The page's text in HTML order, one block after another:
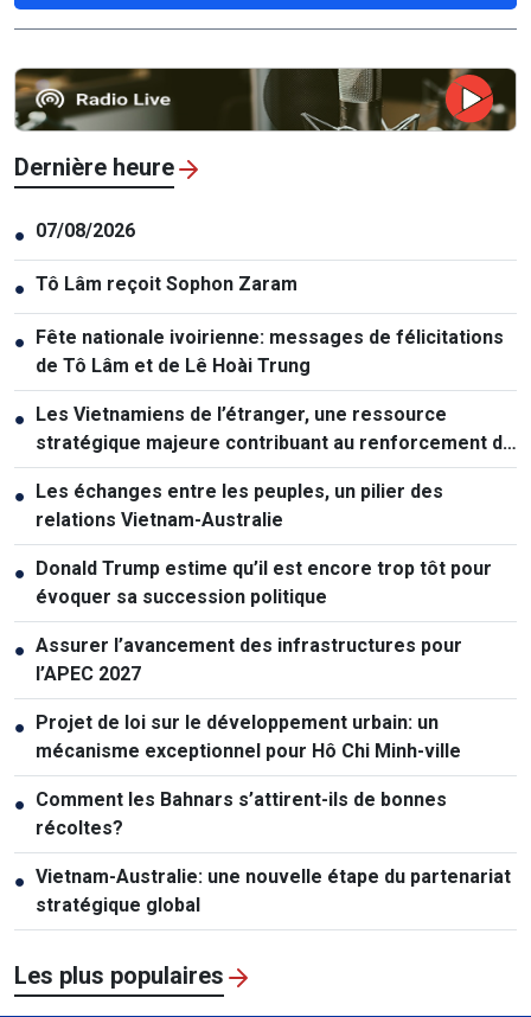
Dernière heure
● 07/08/2026
● Tô Lâm reçoit Sophon Zaram
● Fête nationale ivoirienne: messages de félicitations
de Tô Lâm et de Lê Hoài Trung
● Les Vietnamiens de l’étranger, une ressource
stratégique majeure contribuant au renforcement de
la puissance nationale
● Les échanges entre les peuples, un pilier des
relations Vietnam-Australie
● Donald Trump estime qu’il est encore trop tôt pour
évoquer sa succession politique
● Assurer l’avancement des infrastructures pour
l’APEC 2027
● Projet de loi sur le développement urbain: un
mécanisme exceptionnel pour Hô Chi Minh-ville
● Comment les Bahnars s’attirent-ils de bonnes
récoltes?
● Vietnam-Australie: une nouvelle étape du partenariat
stratégique global
Les plus populaires